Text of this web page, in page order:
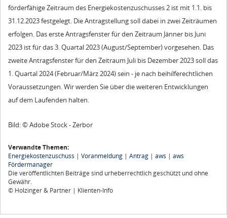
förderfähige Zeitraum des Energiekostenzuschusses 2 ist mit 1.1. bis
31.12.2023 festgelegt. Die Antragstellung soll dabei in zwei Zeiträumen
erfolgen. Das erste Antragsfenster für den Zeitraum Jänner bis Juni
2023 ist für das 3. Quartal 2023 (August/September) vorgesehen. Das
zweite Antragsfenster für den Zeitraum Juli bis Dezember 2023 soll das
1. Quartal 2024 (Februar/März 2024) sein - je nach beihilferechtlichen
Voraussetzungen. Wir werden Sie über die weiteren Entwicklungen
auf dem Laufenden halten.
Bild: © Adobe Stock - Zerbor
Verwandte Themen:
Energiekostenzuschuss | Voranmeldung | Antrag | aws | aws
Fördermanager
Die veröffentlichten Beiträge sind urheberrechtlich geschützt und ohne
Gewähr.
© Holzinger & Partner | Klienten-Info